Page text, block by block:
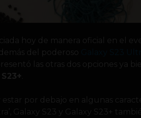
hoy de manera oficial en el
del poderoso
las otras dos opciones ya
estar por debajo en algunas
Galaxy S23 y Galaxy S23+